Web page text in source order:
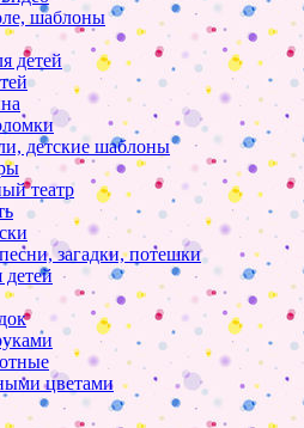
шаблоны
детей
детские шаблоны
театр
загадки, потешки
детей
цветами